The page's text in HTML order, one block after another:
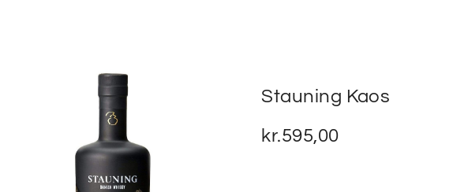
Stauning Kaos
kr.595,00